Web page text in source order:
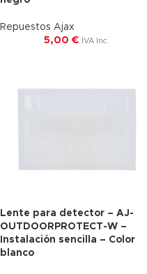
Repuestos Ajax
5,00 € IVA Inc.
Lente para detector – AJ-
OUTDOORPROTECT-W –
Instalación sencilla – Color
blanco